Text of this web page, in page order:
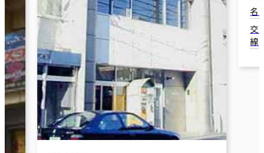
名古屋市中
交通：国際セ
線) 3番口 4